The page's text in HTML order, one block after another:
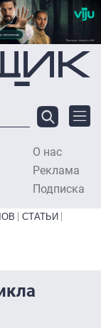
О нас
Реклама
Подписка
СТАТЬИ